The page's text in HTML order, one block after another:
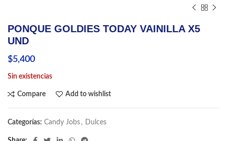
PONQUE GOLDIES TODAY VAINILLA X5
UND
$5,400
Sin existencias
Compare Add to wishlist
Categorías: Candy Jobs , Dulces